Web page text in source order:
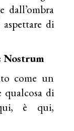
dall’ombra
di
Nostrum
come un
qualcosa di
è qui,